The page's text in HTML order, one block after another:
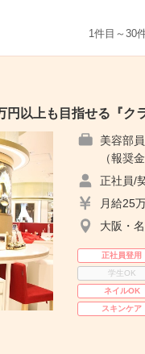
1件目～30
円以上も目指せる『
美容部
（報奨
正社員/
月給25
大阪・
正社員登用
学生OK
ネイルOK
スキンケア